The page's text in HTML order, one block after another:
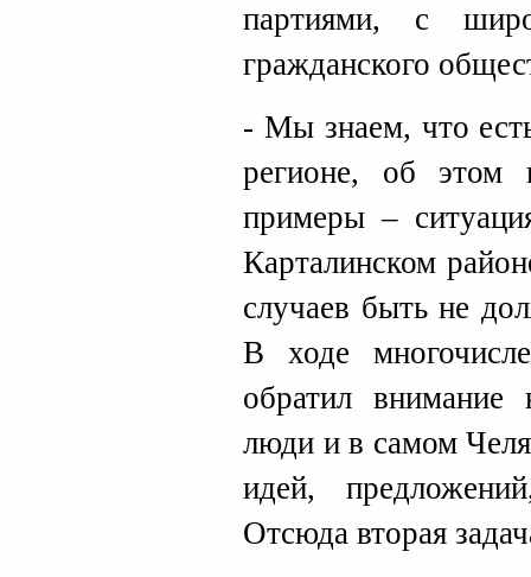
партиями, с
гражданского
- Мы знаем, что
регионе, об этом
примеры –
Карталинском
случаев быть не
В ходе
обратил внимание
люди и в самом
идей,
Отсюда вторая